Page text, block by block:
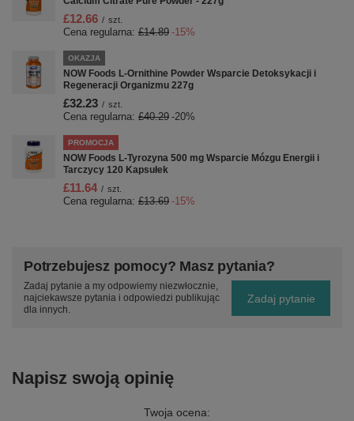
£12.66 / szt.
Cena regularna: £14.89 -15%
OKAZJA
NOW Foods L-Ornithine Powder Wsparcie Detoksykacji i
Regeneracji Organizmu 227g
£32.23 / szt.
Cena regularna: £40.29 -20%
PROMOCJA
NOW Foods L-Tyrozyna 500 mg Wsparcie Mózgu Energii i
Tarczycy 120 Kapsułek
£11.64 / szt.
Cena regularna: £13.69 -15%
Potrzebujesz pomocy? Masz pytania?
Zadaj pytanie a my odpowiemy niezwłocznie,
najciekawsze pytania i odpowiedzi publikując
dla innych.
Zadaj pytanie
Napisz swoją opinię
Twoja ocena: